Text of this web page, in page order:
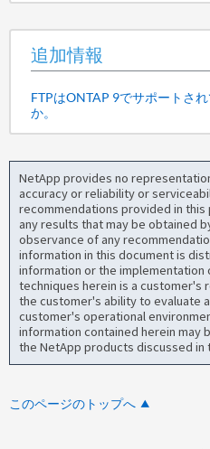
追加情報
FTPはONTAP 9でサポートさ
か。
NetApp provides no
accuracy or reliability or
recommendations provided in
any results that may be obtained
observance of any
information in this document is
information or the implementation
techniques herein is a customer's
the customer's ability to evaluate
customer's operational
information contained herein may
the NetApp products discussed in
このページのトップへ